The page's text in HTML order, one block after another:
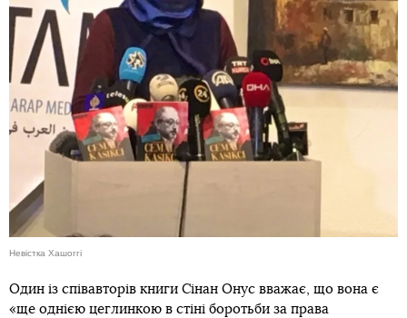
Невістка Хашоггі
Один із співавторів книги Сінан Онус вважає, що вона є
«ще однією цеглинкою в стіні боротьби за права